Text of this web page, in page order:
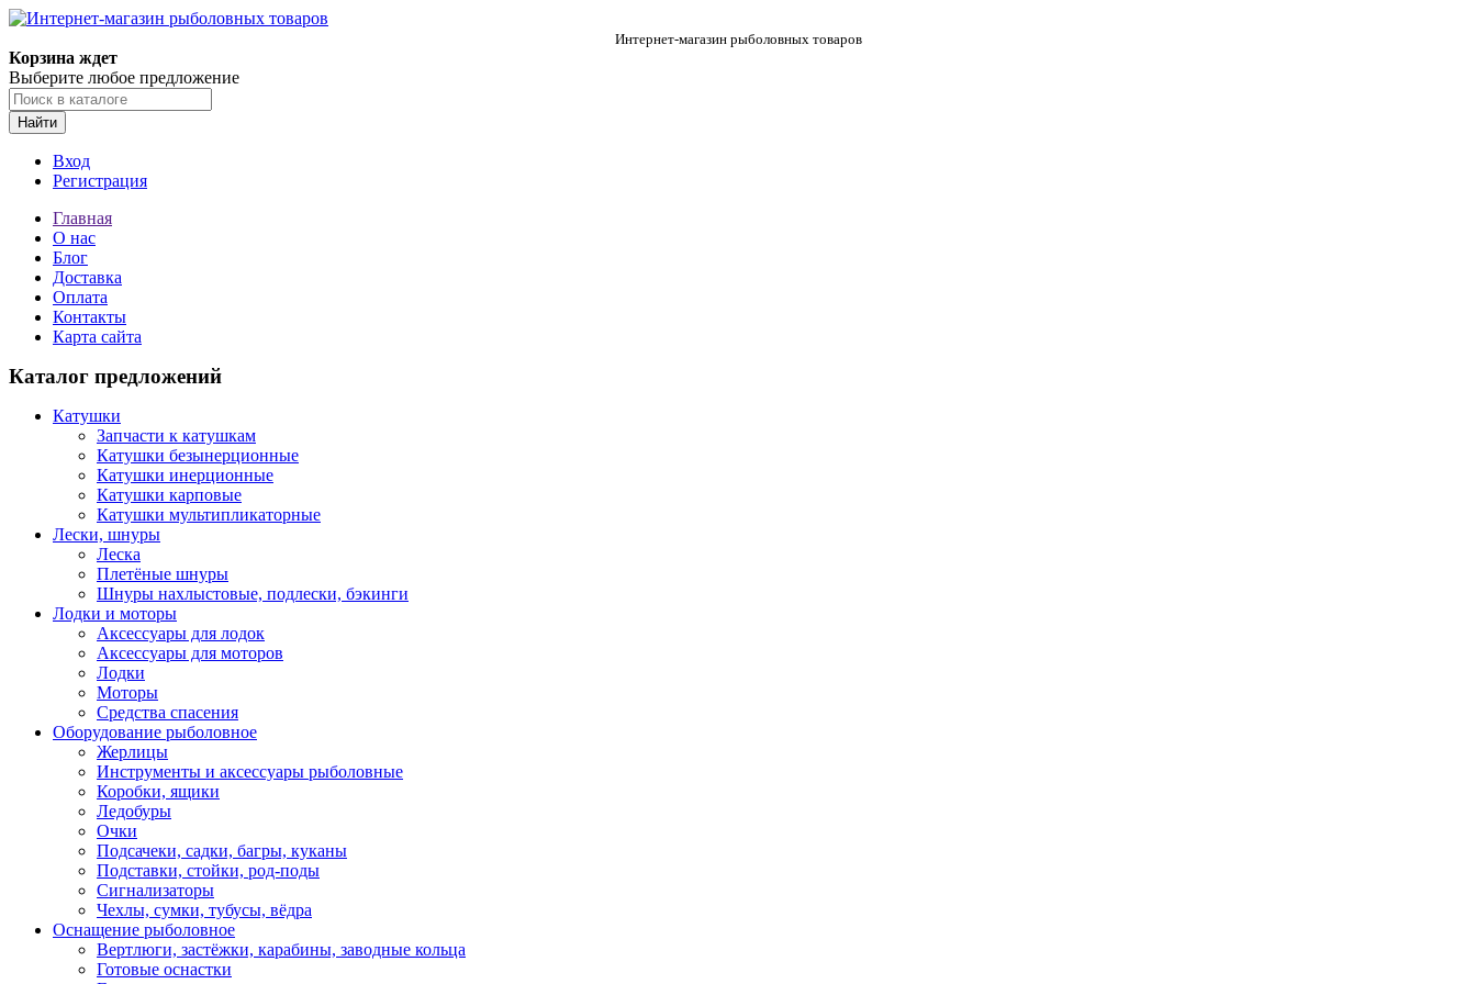
Интернет-магазин рыболовных товаров
Корзина ждет
Выберите любое предложение
Найти
Вход
Регистрация
Главная
О нас
Блог
Доставка
Оплата
Контакты
Карта сайта
Каталог предложений
Катушки
Запчасти к катушкам
Катушки безынерционные
Катушки инерционные
Катушки карповые
Катушки мультипликаторные
Лески, шнуры
Леска
Плетёные шнуры
Шнуры нахлыстовые, подлески, бэкинги
Лодки и моторы
Аксессуары для лодок
Аксессуары для моторов
Лодки
Моторы
Средства спасения
Оборудование рыболовное
Жерлицы
Инструменты и аксессуары рыболовные
Коробки, ящики
Ледобуры
Очки
Подсачеки, садки, багры, куканы
Подставки, стойки, род-поды
Сигнализаторы
Чехлы, сумки, тубусы, вёдра
Оснащение рыболовное
Вертлюги, застёжки, карабины, заводные кольца
Готовые оснастки